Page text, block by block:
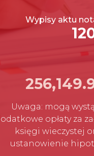
Wypisy aktu
Uwaga: mogą
opłaty za
księgi wieczystej
ustanowienie